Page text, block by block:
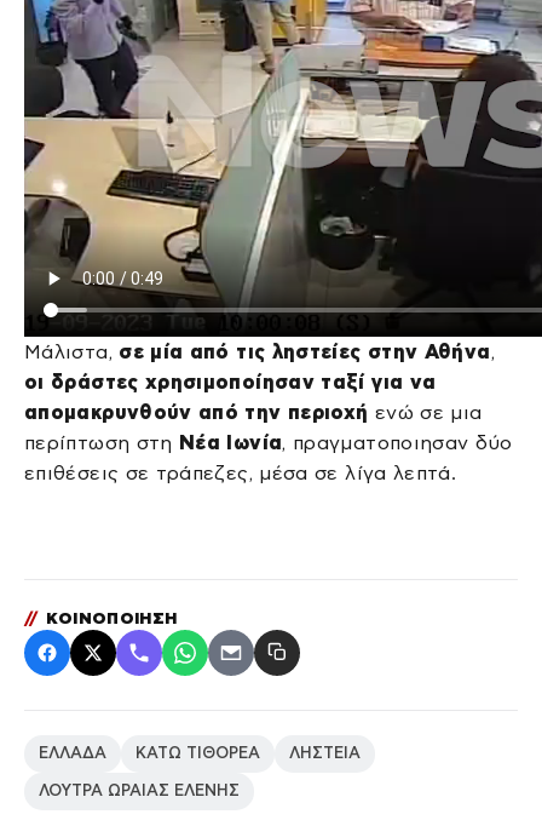
Μάλιστα, σε μία από τις ληστείες στην Αθήνα,
οι δράστες χρησιμοποίησαν ταξί για να
απομακρυνθούν από την περιοχή ενώ σε μια
περίπτωση στη Νέα Ιωνία, πραγματοποιησαν δύο
επιθέσεις σε τράπεζες, μέσα σε λίγα λεπτά.
// ΚΟΙΝΟΠΟΙΗΣΗ
ΕΛΛΑΔΑ ΚΑΤΩ ΤΙΘΟΡΕΑ ΛΗΣΤΕΙΑ
ΛΟΥΤΡΑ ΩΡΑΙΑΣ ΕΛΕΝΗΣ